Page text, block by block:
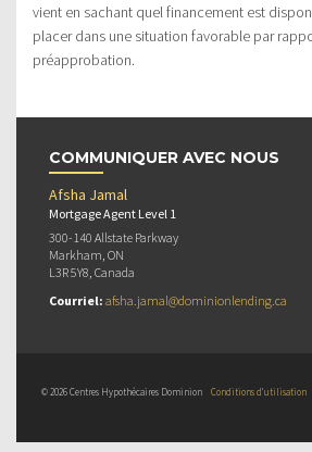
vient en sachant quel financement est
placer dans une situation favorable par
préapprobation.
COMMUNIQUER AVEC NOUS
Afsha Jamal
Mortgage Agent Level 1
300-140 Allstate Parkway
Markham, ON
L3R 5Y8, Canada
Courriel: afsha.jamal@dominionlending.ca
© 2026 Centres Hypothécaires Dominion Conditions d’utilisation